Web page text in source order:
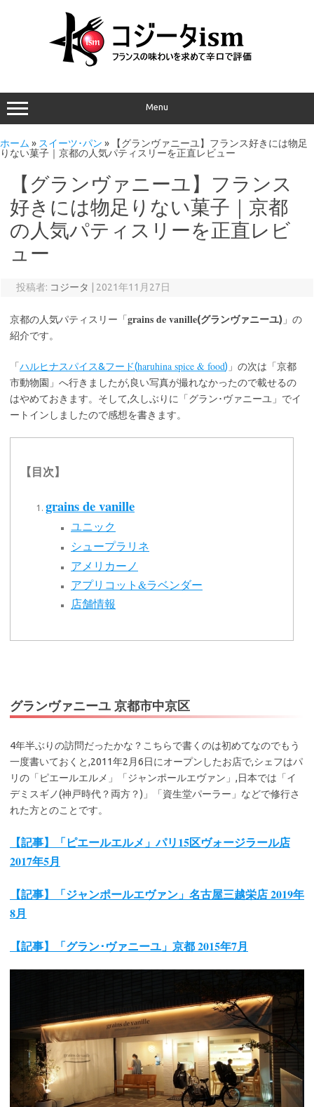
Menu
ホーム » スイーツ･パン »
【グランヴァニーユ】フランス好きには物足
りない菓子｜京都の人気パティスリーを正直レビュー
【グランヴァニーユ】フランス
好きには物足りない菓子｜京都
の人気パティスリーを正直レビ
ュー
投稿者: コジータ 2021年11月27日
京都の人気パティスリー「grains de vanille(グランヴァニーユ) 」の
紹介です。
「ハルヒナスパイス&フード(haruhina spice & food) 」の次は「京都
市動物園」へ行きましたが,良い写真が撮れなかったので載せるの
はやめておきます。そして,久しぶりに「グラン･ヴァニーユ」でイ
ートインしましたので感想を書きます。
【目次】
grains de vanille
ユニック
シュープラリネ
アメリカーノ
アプリコット&ラベンダー
店舗情報
グランヴァニーユ 京都市中京区
4年半ぶりの訪問だったかな？こちらで書くのは初めてなのでもう
一度書いておくと,2011年2月6日にオープンしたお店で,シェフはパ
リの「ピエールエルメ」「ジャンポールエヴァン」,日本では「イ
デミスギノ(神戸時代？両方？)」「資生堂パーラー」などで修行さ
れた方とのことです。
【記事】「ピエールエルメ」パリ15区ヴォージラール店
2017年5月
【記事】「ジャンポールエヴァン」名古屋三越栄店 2019年
8月
【記事】「グラン･ヴァニーユ」京都 2015年7月